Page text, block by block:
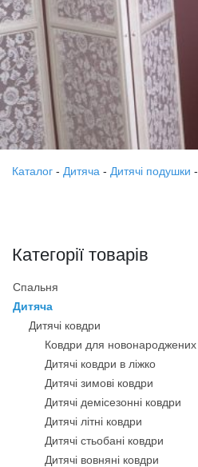
Каталог - Дитяча - Дитячі подушки -
Категорії товарів
Спальня
Дитяча
Дитячі ковдри
Ковдри для новонароджених
Дитячі ковдри в ліжко
Дитячі зимові ковдри
Дитячі демісезонні ковдри
Дитячі літні ковдри
Дитячі стьобані ковдри
Дитячі вовняні ковдри